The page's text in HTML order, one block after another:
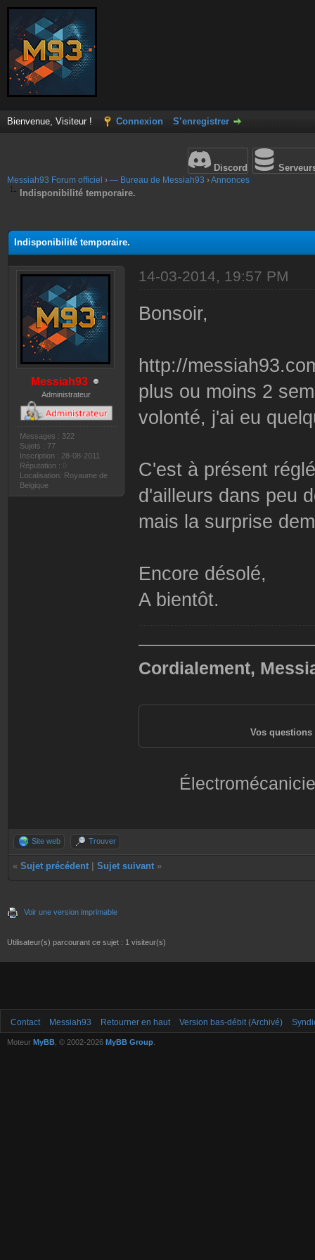
Bienvenue, Visiteur ! Connexion S’enregistrer
Discord
Messiah93 Forum officiel › — Bureau de Messiah93 ›Annonces
Indisponibilité temporaire.
Indisponibilité temporaire.
Messiah93
Administrateur
Messages : 322
Sujets : 77
Inscription : 28-08-2011
Réputation :
Localisation: Royaume de
Belgique
14-03-2014, 19:57 PM
Bonsoir,
http://
plus ou moins 2
volonté, j'ai eu
C'est à présent
d'ailleurs dans peu
mais la surprise
Encore désolé,
A bientôt.
Cordialement,
Vos questions
Site web Trouver
« Sujet précédent Sujet suivant »
Voir une version imprimable
Utilisateur(s) parcourant ce sujet : 1 visiteur(s)
Contact Messiah93 Retourner en haut Version bas-débit (Archivé)
Moteur MyBB , © 2002-2026 MyBB Group